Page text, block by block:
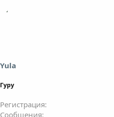
Yula
Гуру
Регистрация
Сообщения